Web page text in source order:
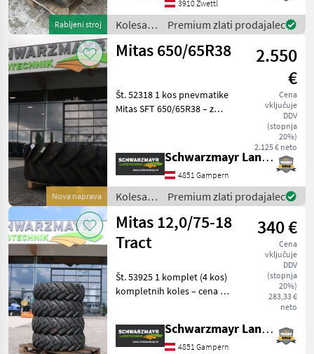
Rabljeni stroj
passenden Maschine: John
Deere ; Anbauposition der
Räder/Reifen: Hinten;
Anzahl der R
3910 Zwettl
Kolesa,
platišča
in
Premium zlati prodajalec
Nova naprava
Mitas 650/65R38
2.550
€
Cena
vključuje
DDV
(stopnja
20%)
2.125 € neto
Št. 52318 1 kos pnevmatike
Mitas SFT 650/65R38 – z
ekipa podjetja
Schwarzmayr vam bo z
veseljem predstavila
napravo/
Schwarzmayr Landtechnik GmbH - Gampern
4851 Gampern
Kolesa,
platišča
in
pnevmatike
/ Mitas
Premium zlati prodajalec
Mitas 12,0/75-18
Tract
340 €
Cena
vključuje
DDV
(stopnja
20%)
283,33 €
neto
Št. 53925 1 komplet (4 kos)
kompletnih koles – cena na
TR-03 - z 12 PL - z indeksom
116 A8 - NOVO Prodajna
Schwarzmayr Landtechnik GmbH - Gampern
4851 Gampern